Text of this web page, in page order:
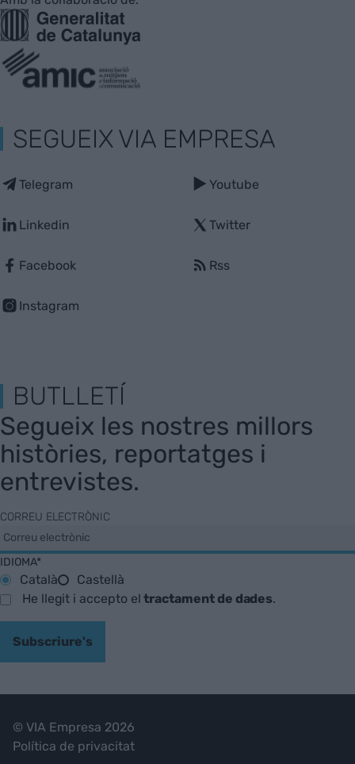
SEGUEIX VIA EMPRESA
Telegram
Linkedin
Facebook
Instagram
Youtube
Twitter
Rss
BUTLLETÍ
Segueix les nostres millors
històries, reportatges i
entrevistes.
CORREU ELECTRÒNIC
IDIOMA*
Català
Castellà
He llegit i accepto eltractament de dades.
Subscriure's
© VIA Empresa 2026
Política de privacitat